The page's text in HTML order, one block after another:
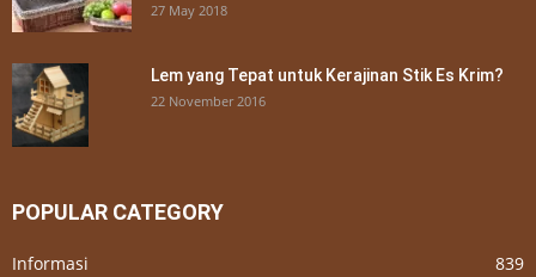
27 May 2018
Lem yang Tepat untuk Kerajinan Stik Es Krim?
22 November 2016
POPULAR CATEGORY
Informasi
839